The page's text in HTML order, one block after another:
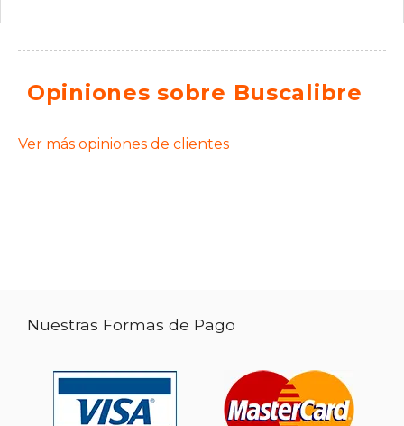
Opiniones sobre Buscalibre
Ver más opiniones de clientes
Nuestras Formas de Pago